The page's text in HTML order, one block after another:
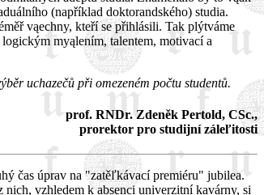
(například doktorandského) studia.
vąechny, kteří se přihlásili. Tak plýtváme
myąlením, talentem, motivací a
uchazečů při omezeném počtu studentů.
prof. RNDr. Zdeněk Pertold, CSc.,
prorektor pro studijní záleľitosti
čas úprav na "zatěľkávací premiéru" jubilea.
vzhledem k absenci univerzitní kavárny, si